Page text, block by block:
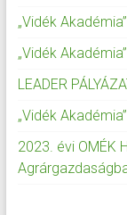
„Vidék
„Vidék
LEADER
„Vidék
2023. évi OMÉK